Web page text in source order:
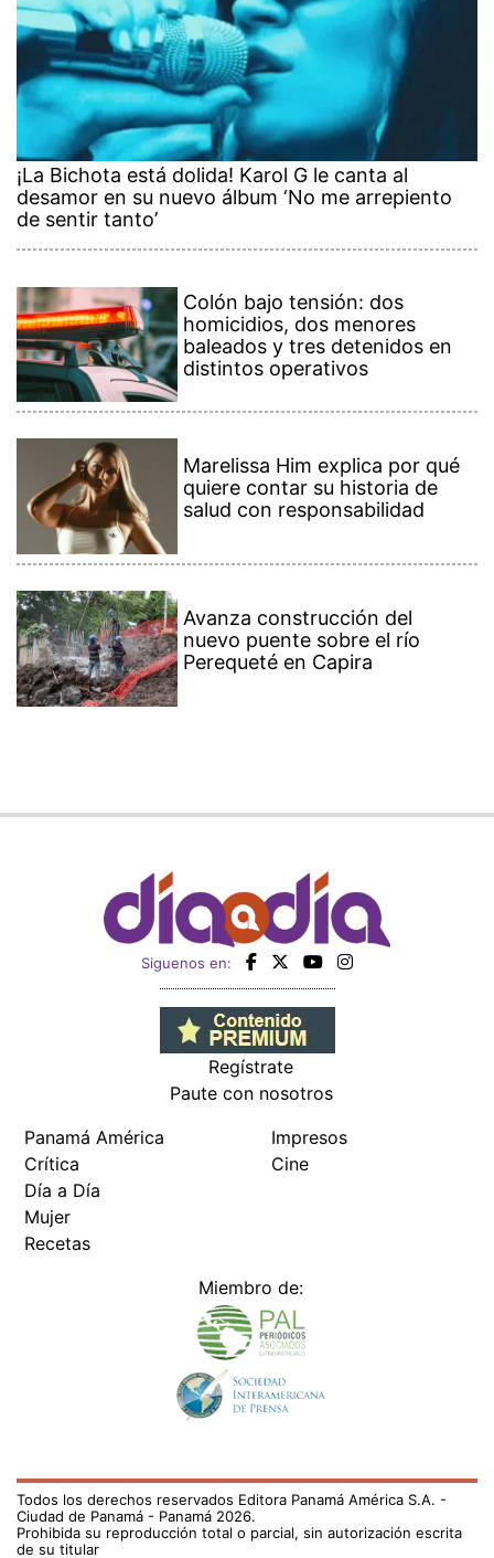
¡La Bichota está dolida! Karol G le canta al
desamor en su nuevo álbum ‘No me arrepiento
de sentir tanto’
Colón bajo tensión: dos
homicidios, dos menores
baleados y tres detenidos en
distintos operativos
Marelissa Him explica por qué
quiere contar su historia de
salud con responsabilidad
Avanza construcción del
nuevo puente sobre el río
Perequeté en Capira
Siguenos en:
Regístrate
Paute con nosotros
Panamá América
Crítica
Día a Día
Mujer
Recetas
Impresos
Cine
Miembro de:
Todos los derechos reservados Editora Panamá América S.A. -
Ciudad de Panamá - Panamá 2026.
Prohibida su reproducción total o parcial, sin autorización escrita
de su titular